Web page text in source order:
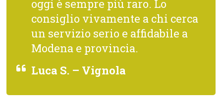
oggi è sempre più raro. Lo
consiglio vivamente a chi cerca
un servizio serio e affidabile a
Modena e provincia.
Luca S. – Vignola